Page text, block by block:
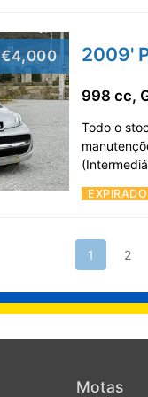
€4,000 2009'
EXPIRADO
998 cc,
Todo o
1 2
Motas